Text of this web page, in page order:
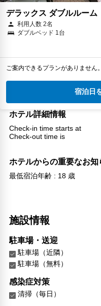
デラックス ダブルルーム
利用人数 2名
ダブルベッド 1台
ご案内できるプランがありません
宿泊日
ホテル詳細情報
Check-in time starts at
Check-out time is
ホテルからの重要なお知
最低宿泊年齢 : 18 歳
施設情報
駐車場・送迎
駐車場（近隣）
駐車場（無料）
感染症対策
清掃（毎日）